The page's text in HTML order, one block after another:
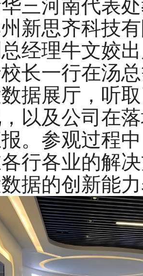
三河南代表
新思齐科技
经理牛文姣
校长一行在汤总
据展厅 ，听
以及公司在
。参观过程
行各业的解
据的创新能